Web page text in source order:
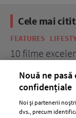
Cele mai
FEATURES
10 filme
Nouă ne
confidențiale
Noi și partenerii
dvs., precum